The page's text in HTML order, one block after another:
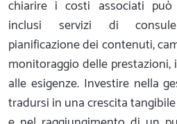
chiarire i costi associati può
inclusi servizi di
pianificazione dei contenuti,
monitoraggio delle
alle esigenze. Investire nella
tradursi in una crescita